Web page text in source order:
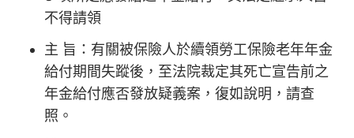
不得請領
主 旨：有關被保險人於續領勞工保險老年年金
給付期間失蹤後，至法院裁定其死亡宣告前之
年金給付應否發放疑義案，復如說明，請查
照。